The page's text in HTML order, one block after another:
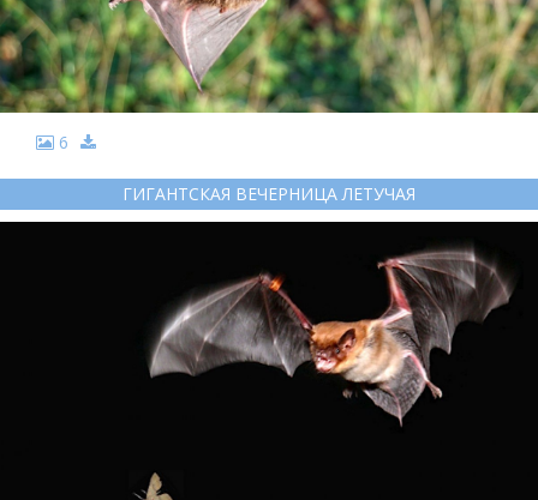
6
ГИГАНТСКАЯ ВЕЧЕРНИЦА ЛЕТУЧАЯ